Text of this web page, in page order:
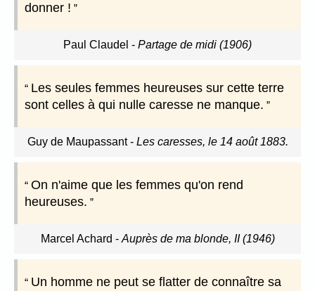
donner !
Paul Claudel - Partage de midi (1906)
Les seules femmes heureuses sur cette terre
sont celles à qui nulle caresse ne manque.
Guy de Maupassant- Les caresses, le 14 août 1883.
On n'aime que les femmes qu'on rend
heureuses.
Marcel Achard - Auprès de ma blonde, II (1946)
Un homme ne peut se flatter de connaître sa